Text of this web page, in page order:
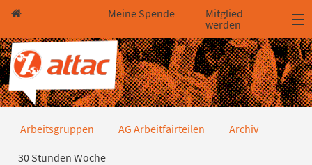
Direkt zum Hauptinhalt springen
Direkt zur Haupt-Navigation springen
Direkt zur Service-Navigation springen
Direkt zur Footer-Navigation springen
Direkt zum Footerinhalt springen
Meine Spende
Mitglied
werden
30 Stunden Woche
Arbeitsgruppen AG Arbeitfairteilen Archiv
30 Stunden Woche